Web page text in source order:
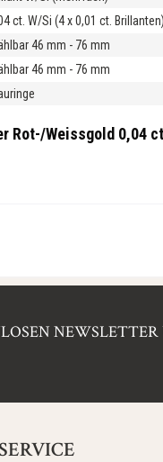
ct. W/Si (4 x 0,01 ct. Brillanten)
46 mm - 76 mm
46 mm - 76 mm
Rot-/Weissgold 0,04